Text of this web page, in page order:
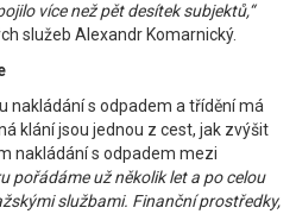
více než pět desítek subjektů,“
služeb Alexandr Komarnický.
nakládání s odpadem a třídění má
klání jsou jednou z cest, jak zvýšit
nakládání s odpadem mezi
pořádáme už několik let a po celou
službami. Finanční prostředky,